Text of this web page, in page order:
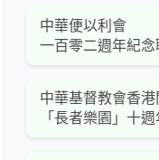
中華便以利會
一百零二週年紀
中華基督教會香港
「長者樂園」十